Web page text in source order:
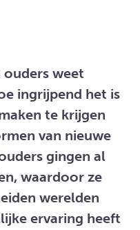
ouders weet
ingrijpend het is
te krijgen
van nieuwe
gingen al
waardoor ze
werelden
ervaring heeft